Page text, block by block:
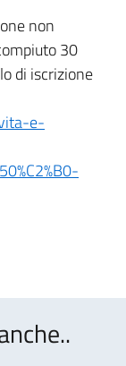
non
30
di iscrizione
e-